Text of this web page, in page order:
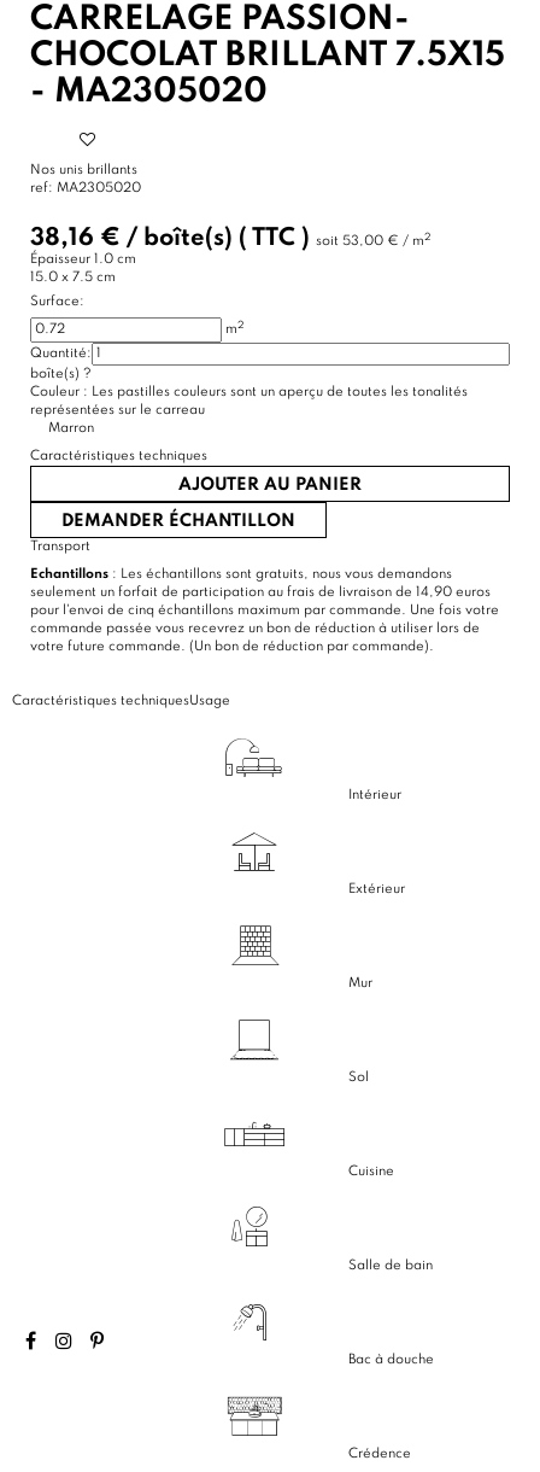
CARRELAGE PASSION-
CHOCOLAT BRILLANT 7.5X15
- MA2305020
Nos unis brillants
ref: MA2305020
38,16 € / boîte(s) ( TTC ) soit 53,00 € / m2
Épaisseur 1.0 cm
15.0 x 7.5 cm
Surface:
m2
Quantité:
boîte(s) ?
Couleur : Les pastilles couleurs sont un aperçu de toutes les tonalités
représentées sur le carreau
Marron
Caractéristiques techniques
AJOUTER AU PANIER
DEMANDER ÉCHANTILLON
Transport
Echantillons : Les échantillons sont gratuits, nous vous demandons
seulement un forfait de participation au frais de livraison de 14,90 euros
pour l'envoi de cinq échantillons maximum par commande. Une fois votre
commande passée vous recevrez un bon de réduction à utiliser lors de
votre future commande. (Un bon de réduction par commande).
Caractéristiques techniquesUsage
Intérieur
Extérieur
Mur
Sol
Cuisine
Salle de bain
Bac à douche
Crédence